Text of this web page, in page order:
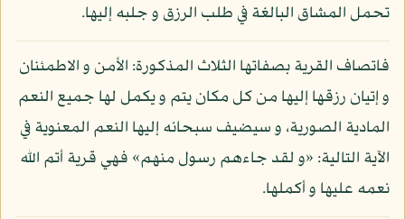
تحمل المشاق البالغة في طلب الرزق و جلبه إليها.
فاتصاف القرية بصفاتها الثلاث المذكورة: الأمن و الاطمئنان
و إتيان رزقها إليها من كل مكان يتم و يكمل لها جميع النعم
المادية الصورية، و سيضيف سبحانه إليها النعم المعنوية في
الآية التالية: «و لقد جاءهم رسول منهم» فهي قرية أتم الله
نعمه عليها و أكملها.